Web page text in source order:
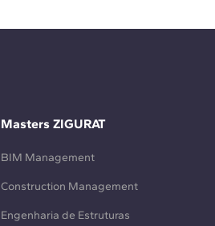
Masters ZIGURAT
BIM Management
Construction Management
Engenharia de Estruturas